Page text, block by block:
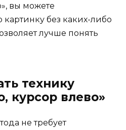
вы можете
картинку без каких-либо
лучше понять
технику
курсор влево»
не требует